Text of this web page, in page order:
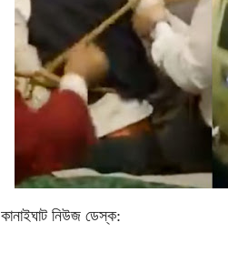
চাইলেন সবার সহযোগিতা
লোভাছড়ার জব্দকৃত পাথর
গ্রে'ফ'তার ২
রাত পোহালেই কানাইঘাটে
কেন্দ্রীয় নেতারা
ধনমাইরমাটি সরকারি
সভাপতি ফের হাফিজ আহমদ
কানাইঘাটে ইসলামী ব্যাংকের
বৈধপথে অর্থ পাঠানোর আহ্বান
তিন মাসে কানাইঘাটের ১৬
মৃত্যু,বাড়ছে উদ্বেগ
লোভাছড়ার জব্দকৃত পাথর
আটগ্রামে পাচার
কানাইঘাট নিউজ ডেস্ক: